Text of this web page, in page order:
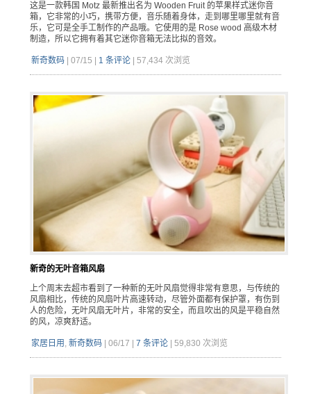
这是一款韩国 Motz 最新推出名为 Wooden Fruit 的苹果样式迷你音
箱，它非常的小巧，携带方便，音乐随着身体，走到哪里哪里就有音
乐，它可是全手工制作的产品哦。它使用的是 Rose wood 高级木材
制造，所以它拥有着其它迷你音箱无法比拟的音效。
新奇数码| 07/15 1 条评论| 57,434 次浏览
新奇的无叶音箱风扇
上个周末去超市看到了一种新的无叶风扇觉得非常有意思，与传统的
风扇相比，传统的风扇叶片高速转动，尽管外面都有保护罩，有伤到
人的危险，无叶风扇无叶片，非常的安全，而且吹出的风是平稳自然
的风，凉爽舒适。
家居日用 , 新奇数码| 06/17 7 条评论| 59,830 次浏览